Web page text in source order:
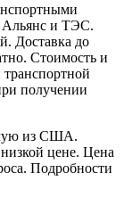
и ТЭС.
Доставка до
Стоимость и
получении
из США.
цене. Цена
Подробности